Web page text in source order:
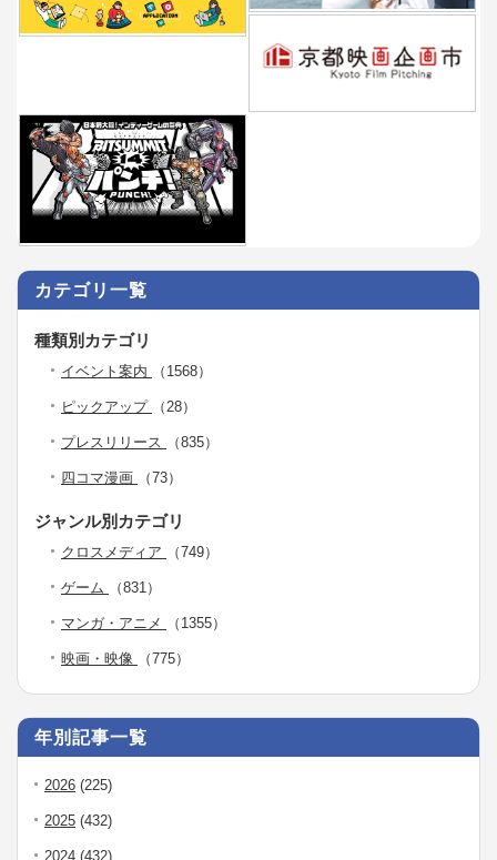
カテゴリ一覧
種類別カテゴリ
イベント案内 （1568）
ピックアップ （28）
プレスリリース （835）
四コマ漫画 （73）
ジャンル別カテゴリ
クロスメディア （749）
ゲーム （831）
マンガ・アニメ （1355）
映画・映像 （775）
年別記事一覧
2026 (225)
2025 (432)
2024 (432)